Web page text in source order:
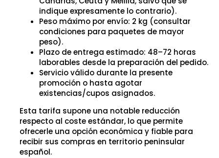
indique expresamente lo contrario).
Peso máximo por envío: 2 kg (consultar
condiciones para paquetes de mayor
peso).
Plazo de entrega estimado: 48–72 horas
laborables desde la preparación del pedido.
Servicio válido durante la presente
promoción o hasta agotar
existencias/cupos asignados.
Esta tarifa supone una notable reducción
respecto al coste estándar, lo que permite
ofrecerle una opción económica y fiable para
recibir sus compras en territorio peninsular
español.